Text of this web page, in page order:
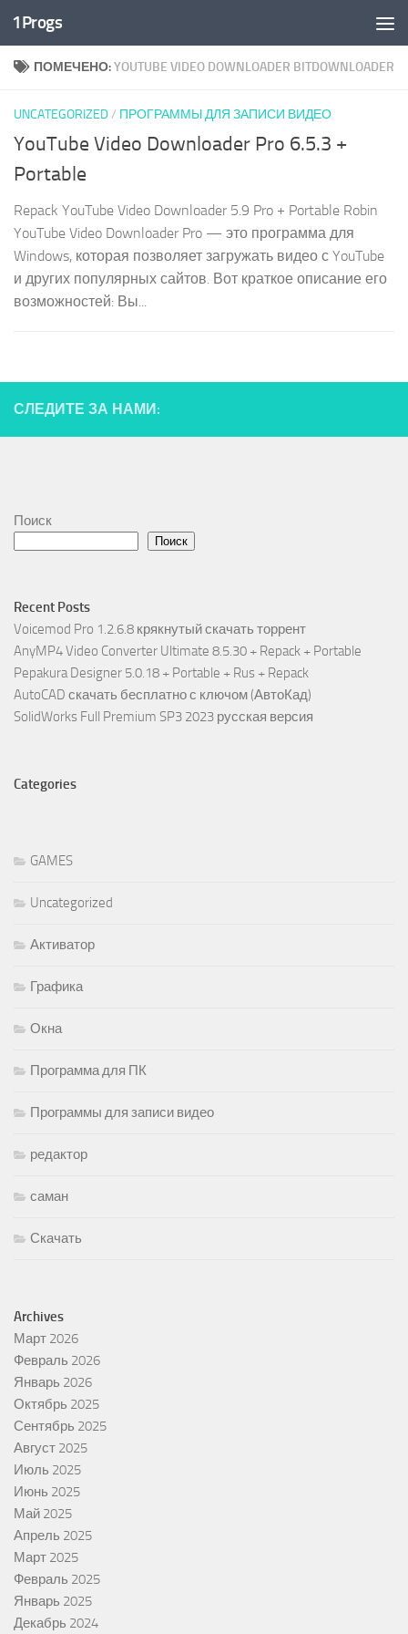
Перейти к содержимому
1Progs
ПОМЕЧЕНО:YOUTUBE VIDEO DOWNLOADER BITDOWNLOADER
UNCATEGORIZED/ ПРОГРАММЫ ДЛЯ ЗАПИСИ ВИДЕО
YouTube Video Downloader Pro 6.5.3 +
Portable
Repack YouTube Video Downloader 5.9 Pro + Portable Robin
YouTube Video Downloader Pro — это программа для
Windows, которая позволяет загружать видео с YouTube
и других популярных сайтов. Вот краткое описание его
возможностей: Вы...
СЛЕДИТЕ ЗА НАМИ:
Поиск
Поиск
Recent Posts
Voicemod Pro 1.2.6.8 крякнутый скачать торрент
AnyMP4 Video Converter Ultimate 8.5.30 + Repack + Portable
Pepakura Designer 5.0.18 + Portable + Rus + Repack
AutoCAD скачать бесплатно с ключом (АвтоКад)
SolidWorks Full Premium SP3 2023 русская версия
Categories
GAMES
Uncategorized
Активатор
Графика
Окна
Программа для ПК
Программы для записи видео
редактор
саман
Скачать
Archives
Март 2026
Февраль 2026
Январь 2026
Октябрь 2025
Сентябрь 2025
Август 2025
Июль 2025
Июнь 2025
Май 2025
Апрель 2025
Март 2025
Февраль 2025
Январь 2025
Декабрь 2024